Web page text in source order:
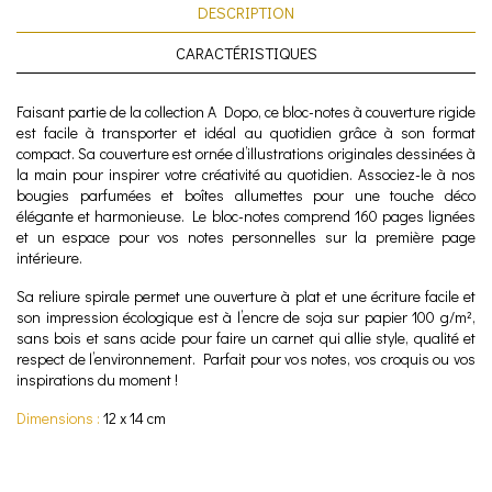
DESCRIPTION
CARACTÉRISTIQUES
Faisant partie de la collection A Dopo, ce bloc-notes à couverture rigide
est facile à transporter et idéal au quotidien grâce à son format
compact. Sa couverture est ornée d’illustrations originales dessinées à
la main pour inspirer votre créativité au quotidien. Associez-le à nos
bougies parfumées et boîtes allumettes pour une touche déco
élégante et harmonieuse. Le bloc-notes comprend 160 pages lignées
et un espace pour vos notes personnelles sur la première page
intérieure.
Sa reliure spirale permet une ouverture à plat et une écriture facile et
son impression écologique est à l’encre de soja sur papier 100 g/m²,
sans bois et sans acide pour faire un carnet qui allie style, qualité et
respect de l’environnement. Parfait pour vos notes, vos croquis ou vos
inspirations du moment !
Dimensions : 12 x 14 cm